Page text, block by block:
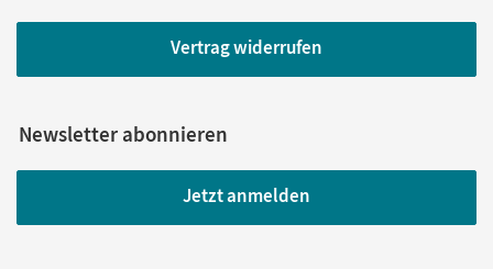
Vertrag widerrufen
Newsletter abonnieren
Jetzt anmelden